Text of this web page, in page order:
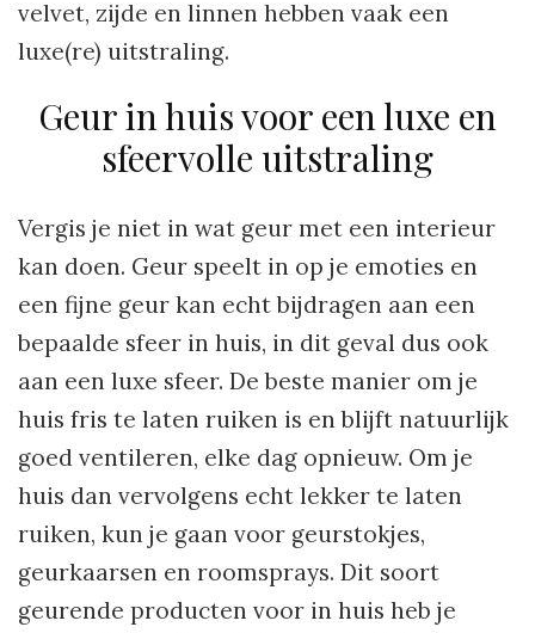
velvet, zijde en linnen hebben vaak een
luxe(re) uitstraling.
Geur in huis voor een luxe en
sfeervolle uitstraling
Vergis je niet in wat geur met een interieur
kan doen. Geur speelt in op je emoties en
een fijne geur kan echt bijdragen aan een
bepaalde sfeer in huis, in dit geval dus ook
aan een luxe sfeer. De beste manier om je
huis fris te laten ruiken is en blijft natuurlijk
goed ventileren, elke dag opnieuw. Om je
huis dan vervolgens echt lekker te laten
ruiken, kun je gaan voor geurstokjes,
geurkaarsen en roomsprays. Dit soort
geurende producten voor in huis heb je